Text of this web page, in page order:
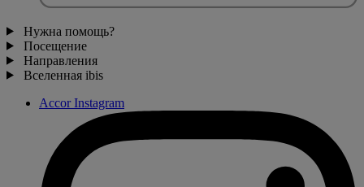
Нужна помощь?
Посещение
Направления
Вселенная ibis
Accor Instagram